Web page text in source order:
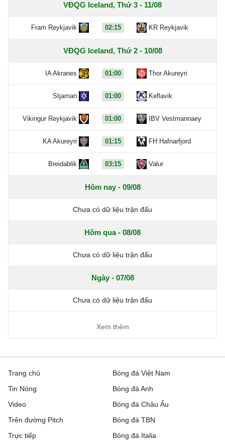
VĐQG Iceland, Thứ 3 - 11/08
Fram Reykjavik 02:15 KR Reykjavik
VĐQG Iceland, Thứ 2 - 10/08
IA Akranes 01:00 Thor Akureyri
Stjarnan 01:00 Keflavik
Vikingur Reykjavik 01:00 IBV Vestmannaey
KA Akureyri 01:15 FH Hafnarfjord
Breidablik 03:15 Valur
Hôm nay - 09/08
Chưa có dữ liệu trận đấu
Hôm qua - 08/08
Chưa có dữ liệu trận đấu
Ngày - 07/08
Chưa có dữ liệu trận đấu
Xem thêm
Trang chủ
Tin Nóng
Video
Trên đường Pitch
Trực tiếp
Bóng đá Việt Nam
Bóng đá Anh
Bóng đá Châu Âu
Bóng đá TBN
Bóng đá Italia